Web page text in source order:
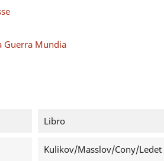
Guerra Mundia
Libro
Kulikov/Masslov/Cony/Ledet